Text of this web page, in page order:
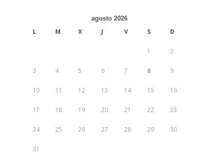
agosto 2026
L M X J V S D
1 2
3 4 5 6 7 8 9
10 11 12 13 14 15 16
17 18 19 20 21 22 23
24 25 26 27 28 29 30
31